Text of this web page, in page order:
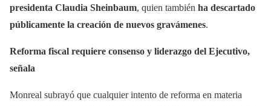
presidenta Claudia Sheinbaum, quien también ha descartado
públicamente la creación de nuevos gravámenes.
Reforma fiscal requiere consenso y liderazgo del Ejecutivo,
señala
Monreal subrayó que cualquier intento de reforma en materia